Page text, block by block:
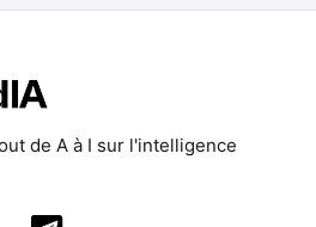
de A à I sur l'intelligence